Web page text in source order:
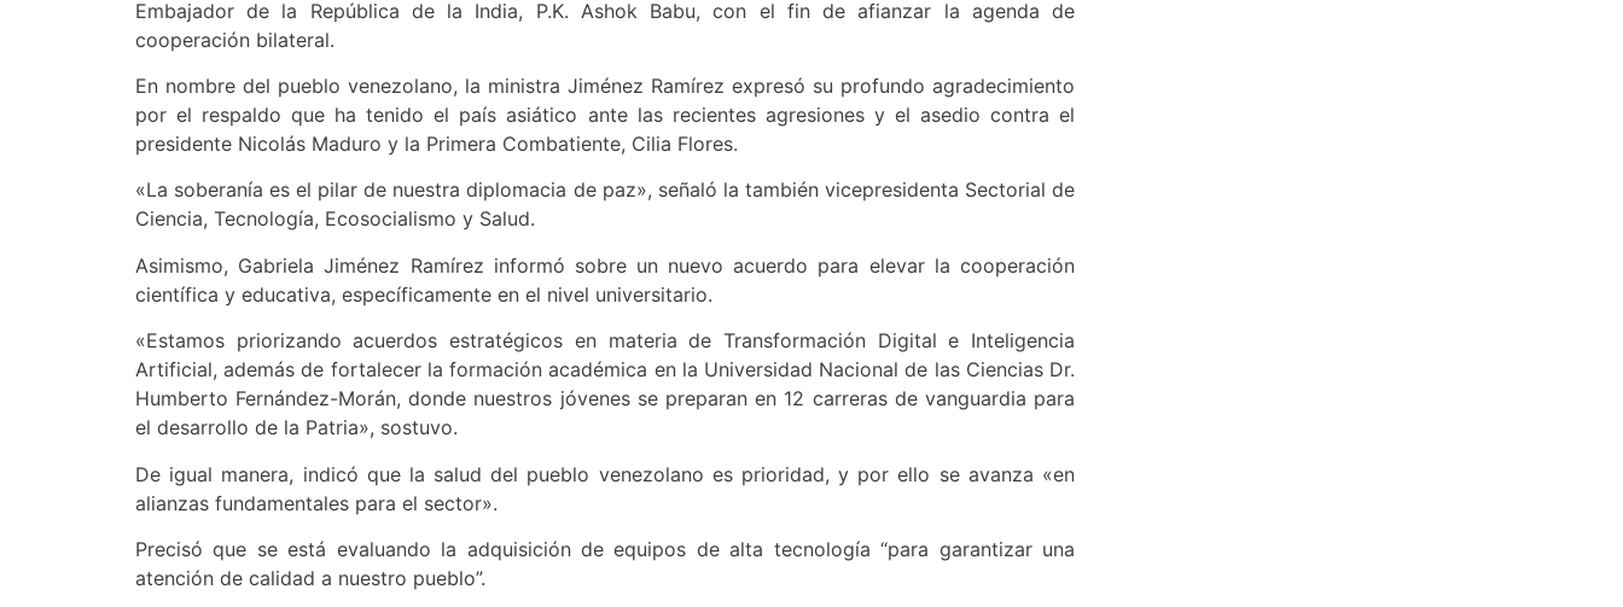
Embajador de la República de la India, P.K. Ashok Babu, con el fin de afianzar la agenda de
cooperación bilateral.
En nombre del pueblo venezolano, la ministra Jiménez Ramírez expresó su profundo agradecimiento
por el respaldo que ha tenido el país asiático ante las recientes agresiones y el asedio contra el
presidente Nicolás Maduro y la Primera Combatiente, Cilia Flores.
«La soberanía es el pilar de nuestra diplomacia de paz», señaló la también vicepresidenta Sectorial de
Ciencia, Tecnología, Ecosocialismo y Salud.
Asimismo, Gabriela Jiménez Ramírez informó sobre un nuevo acuerdo para elevar la cooperación
científica y educativa, específicamente en el nivel universitario.
«Estamos priorizando acuerdos estratégicos en materia de Transformación Digital e Inteligencia
Artificial, además de fortalecer la formación académica en la Universidad Nacional de las Ciencias Dr.
Humberto Fernández-Morán, donde nuestros jóvenes se preparan en 12 carreras de vanguardia para
el desarrollo de la Patria», sostuvo.
De igual manera, indicó que la salud del pueblo venezolano es prioridad, y por ello se avanza «en
alianzas fundamentales para el sector».
Precisó que se está evaluando la adquisición de equipos de alta tecnología “para garantizar una
atención de calidad a nuestro pueblo”.